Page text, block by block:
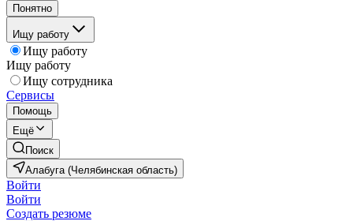
Понятно
Ищу работу
Ищу работу
Ищу работу
Ищу сотрудника
Сервисы
Помощь
Ещё
Поиск
Алабуга (Челябинская область)
Войти
Войти
Создать резюме